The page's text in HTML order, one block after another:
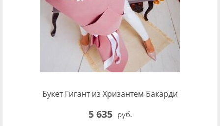
Букет Гигант из Хризантем Бакарди
5 635 руб.